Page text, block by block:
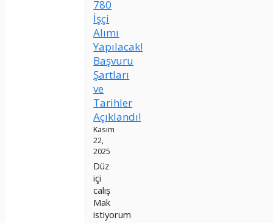
780
İşçi
Alımı
Yapılacak!
Başvuru
Şartları
ve
Tarihler
Açıklandı!
Kasım
22,
2025
Düz
içi
calış
Mak
istiyorum